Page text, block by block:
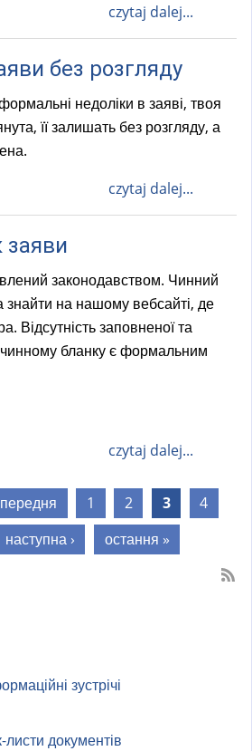
czytaj dalej...
без розгляду
недоліки в заяві, твоя
її залишать без розгляду, а
czytaj dalej...
законодавством. Чинний
на нашому вебсайті, де
Відсутність заповненої та
чинному бланку є формальним
czytaj dalej...
1 2 3
4
наступна › остання »
зустрічі
листи документів